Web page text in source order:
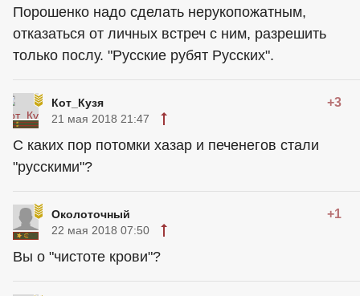
Порошенко надо сделать нерукопожатным,
отказаться от личных встреч с ним, разрешить
только послу. "Русские рубят Русских".
Кот_Кузя +3
21 мая 2018 21:47
С каких пор потомки хазар и печенегов стали
"русскими"?
Околоточный +1
22 мая 2018 07:50
Вы о "чистоте крови"?